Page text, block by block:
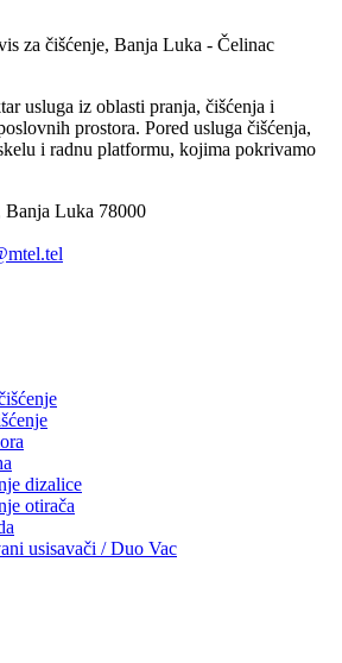
usluga iz oblasti pranja, čišćenja i
prostora. Pored usluga čišćenja,
i radnu platformu, kojima pokrivamo
Banja Luka 78000
dizalice
otirača
usisavači / Duo Vac